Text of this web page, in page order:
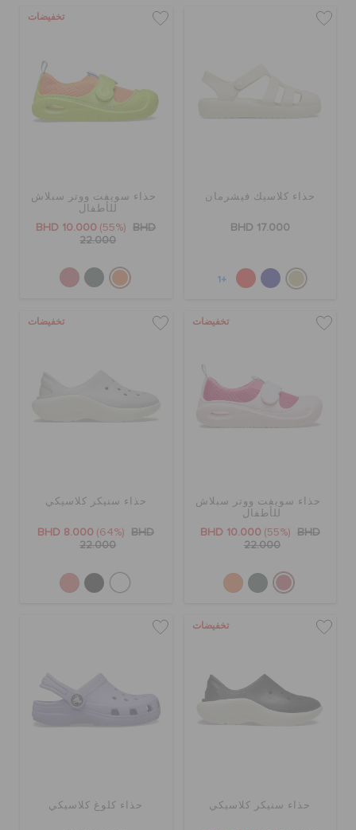
حذاء كلاسيك فيشرمان
BHD 17.000
+1
تخفيضات
حذاء سويفت ووتر سبلاش
للأطفال
BHD 10.000 (55%)
BHD
22.000
تخفيضات
حذاء سويفت ووتر سبلاش
للأطفال
BHD 10.000 (55%)
BHD
22.000
تخفيضات
حذاء سنيكر كلاسيكي
BHD 8.000 (64%)
BHD
22.000
تخفيضات
حذاء سنيكر كلاسيكي حذاء كلوغ كلاسيكي